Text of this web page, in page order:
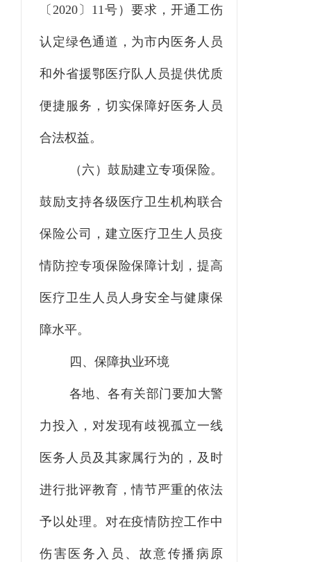
〔 2020 〕 11号 ） 要求，开通工伤
认定绿色通道，为市内医务人员
和外省援鄂医疗队人员提供优质
便捷服务，切实保障好医务人员
合法权益。
（六）鼓励建立专项保险。
鼓励支持各级医疗卫生机构联合
保险公司，建立医疗卫生人员疫
情防控专项保险保障计划，提高
医疗卫生人员人身安全与健康保
障水平。
四、保障执业环境
各地、各有关部门要加大警
力投入，对发现有歧视孤立一线
医务人员及其家属行为的，及时
进行批评教育，情节严重的依法
予以处理。对在疫情防控工作中
伤害医务入员、故意传播病原